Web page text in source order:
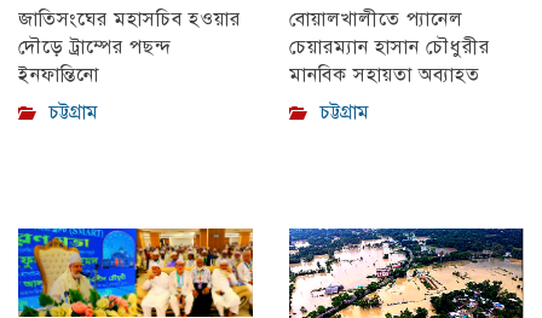
জাতিসংঘের মহাসচিব হওয়ার
দৌড়ে ট্রাম্পের পছন্দ
ইনফান্তিনো
চট্টগ্রাম
বোয়ালখালীতে প্যানেল
চেয়ারম্যান হাসান চৌধুরীর
মানবিক সহায়তা অব্যাহত
চট্টগ্রাম